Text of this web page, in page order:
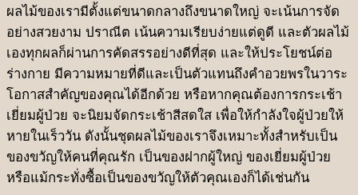
ผลไม้ของเรามีตั้งแต่ขนาดกลางถึงขนาดใหญ่ จะเน้นการจัด
อย่างสวยงาม ปราณีต เน้นความเรียบง่ายแต่ดูดี และตัวผลไม้
เองทุกผลก็ผ่านการคัดสรรอย่างดีที่สุด และให้ประโยชน์ต่อ
ร่างกาย มีความหมายที่ดีและเป็นตัวแทนถึงคำอวยพรในวาระ
โอกาสสำคัญของคุณได้อีกด้วย หรือหากคุณต้องการกระเช้า
เยี่ยมผู้ป่วย จะนิยมจัดกระเช้าสีสดใส เพื่อให้กำลังใจผู้ป่วยให้
หายในเร็ววัน ดังนั้นชุดผลไม้ของเราจึงเหมาะทั้งสำหรับเป็น
ของขวัญให้คนที่คุณรัก เป็นของฝากผู้ใหญ่ ของเยี่ยมผู้ป่วย
หรือแม้กระทั่งซื้อเป็นของขวัญให้ตัวคุณเองก็ได้เช่นกัน